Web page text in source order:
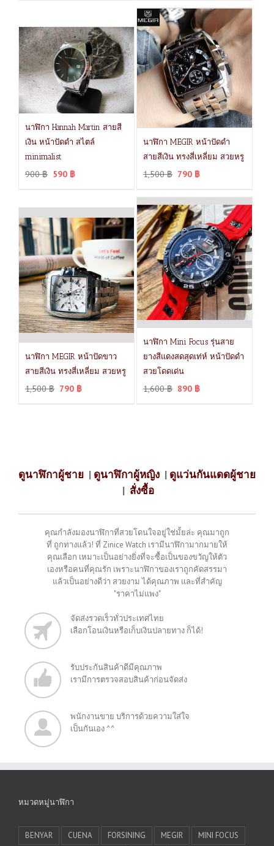
นาฬิกา Hannah Martin สายสี
เงิน หน้าปัดดำ สไตล์
minimalist
900฿ 590 ฿
นาฬิกา MEGIR หน้าปัดดำ
สายสีเงิน ทรงสี่เหลี่ยม สวยหรู
1,500฿ 790 ฿
นาฬิกา MEGIR หน้าปัดขาว
สายสีเงิน ทรงสี่เหลี่ยม สวยหรู
1,500฿ 790 ฿
นาฬิกา Mini Focus รุ่นสาย
ยางสีแดงสดสุดเท่ห์ หน้าปัดดำ
สวยโดดเด่น
1,600฿ 890 ฿
ดูนาฬิกาผู้ชาย | ดูนาฬิกาผู้หญิง | ดูแว่นกันแดดผู้ชาย
| สั่งซื้อ
คุณกำลังมองนาฬิกาที่สวยโดนใจอยู่ใช่มั้ยล่ะ คุณมาถูก
ที่ ถูกทางแล้ว! ที่ Zinice Watch เรามีนาฬิกามากมายให้
คุณเลือก เหมาะเป็นอย่างยิ่งที่จะซื้อเป็นของขวัญให้ตัว
เองหรือคนที่คุณรัก เพราะนาฬิกาของเราถูกคัดสรรมา
แล้วเป็นอย่างดีว่า สวยงาม ได้คุณภาพ และที่สำคัญ
"ราคาไม่แพง"
จัดส่งรวดเร็วทั่วประเทศไทย
เลือกโอนเงินหรือเก็บเงินปลายทาง ก็ได้!
รับประกันสินค้าดีมีคุณภาพ
เรามีการตรวจสอบสินค้าก่อนจัดส่ง
พนักงานขาย บริการด้วยความใส่ใจ
เป็นกันเอง ^^
หมวดหมู่นาฬิกา
BENYAR CUENA FORSINING MEGIR
MINI FOCUS